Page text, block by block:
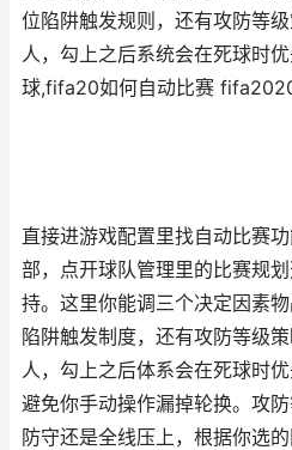
位陷阱触发规则，还有攻防等
人，勾上之后系统会在死球时
球,fifa20如何自动比赛
直接进游戏配置里找自动比赛
部，点开球队管理里的比赛规
持。这里你能调三个决定因素
陷阱触发制度，还有攻防等级
人，勾上之后体系会在死球时
避免你手动操作漏掉轮换。攻
防守还是全线压上，根据你选